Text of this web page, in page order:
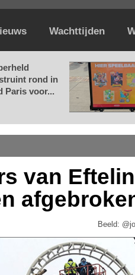
Wachttijden
rond in
Paris voor...
van
Beeld: